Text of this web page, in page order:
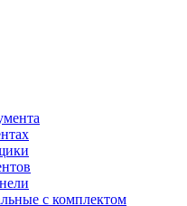
с комплектом